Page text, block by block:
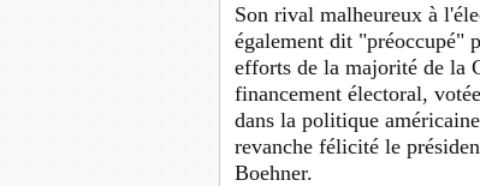
Son rival malheureux à
également dit "préoccupé"
efforts de la majorité de la
financement électoral,
dans la politique
revanche félicité le
Boehner.